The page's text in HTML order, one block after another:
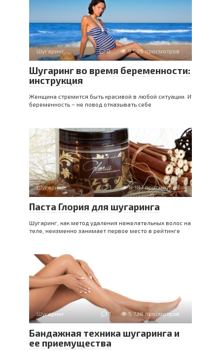
Шугаринг 0 9 506 просмотров
Шугаринг во время беременности:
инструкция
Женщина стремится быть красивой в любой ситуации. И
беременность – не повод отказывать себе
Шугаринг 1 8 187 просмотров
Паста Глория для шугаринга
Шугаринг, как метод удаления нежелательных волос на
теле, неизменно занимает первое место в рейтинге
Шугаринг 1 5 728 просмотров
Бандажная техника шугаринга и
ее приемущества